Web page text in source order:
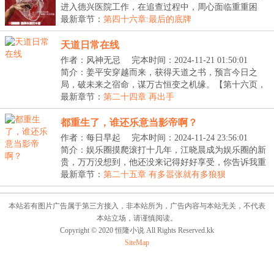
进入德兴医院工作，在追查过程中，周心面临重重困
境，...
最新章节： 第四十六章:最后的底牌
天道日常在线
作者：风神无忌
完本时间：2024-11-21 01:50:01
简介：姜平安穿越而来，获得天道之书，预言今日之
局，破未来之宿命，谋万古恒变之机缘。【第十六页，
人间...
最新章节： 第二十四章 再出手
都重生了，谁还乐意当影帝啊？
作者：每日早起
完本时间：2024-11-24 23:56:01
简介：娱乐圈摸爬滚打十几年，江晓晨成为娱乐圈的新
贵，万万没想到，他还没来记得好好享受，你告诉我重
生...
最新章节： 第二十五章 有多嚣张就有多狼狈
本站若有图片广告属于第三方接入，非本站所为，广告内容与本站无关，不代表
本站立场，请谨慎阅读。
Copyright © 2020 恒隆小说 All Rights Reserved.kk
SiteMap